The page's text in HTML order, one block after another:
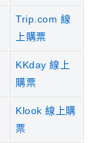
Trip.com 線
上購票
KKday 線上
購票
Klook 線上購
票